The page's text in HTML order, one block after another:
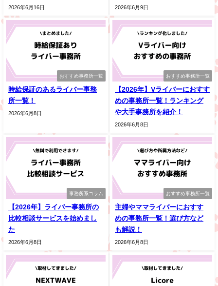
2026年6月16日 2026年6月9日
おすすめ事務所一覧
時給保証のあるライバー事務
所一覧！
2026年6月8日
おすすめ事務所一覧
【2026年】Vライバーにおすす
めの事務所一覧！ランキング
や大手事務所を紹介！
2026年6月8日
事務所系コラム
【2026年】ライバー事務所の
比較相談サービスを始めまし
た
2026年6月8日
おすすめ事務所一覧
主婦やママライバーにおすす
めの事務所一覧！選び方など
も解説！
2026年6月8日